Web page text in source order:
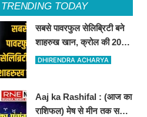
TRENDING TODAY
सबसे पावरफुल सेलिब्रिटी बने
शाहरुख खान, क्रोल की 2025
सेलिब्रिटी ब्रांड रैंकिंग जारी
DHIRENDRA ACHARYA
Aaj ka Rashifal : (आज का
राशिफल) मेष से मीन तक सभी